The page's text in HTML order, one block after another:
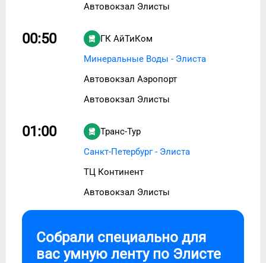
Автовокзал Элисты
00:50
ГК АйТиКом
Минеральные Воды - Элиста
Автовокзал Аэропорт
Автовокзал Элисты
01:00
Транс-Тур
Санкт-Петербург - Элиста
ТЦ Континент
Автовокзал Элисты
Собрали специально для
вас умную ленту по Элисте